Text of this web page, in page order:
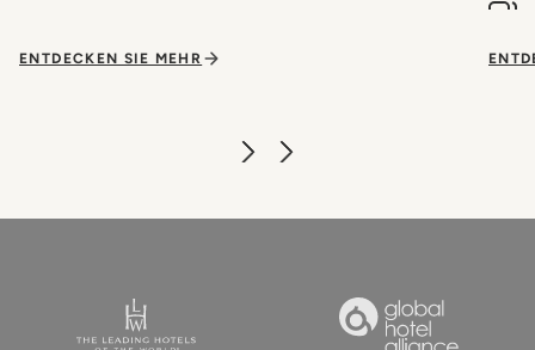
ENTDECKEN SIE MEHR